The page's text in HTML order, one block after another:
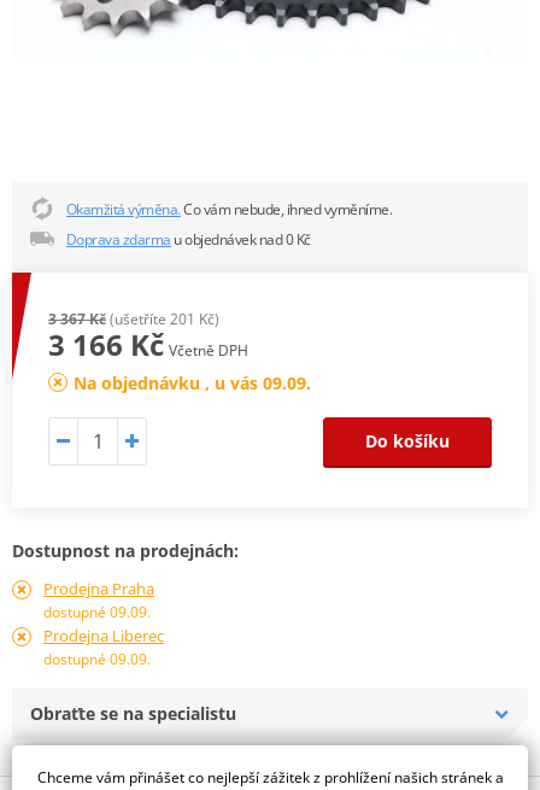
Okamžitá výměna.Co vám nebude, ihned vyměníme.
Doprava zdarma u objednávek nad 0 Kč
3 367 Kč(ušetříte 201 Kč)
3 166 Kč Včetně DPH
Na objednávku , u vás 09.09.
Do košíku
Dostupnost na prodejnách:
Prodejna Praha
dostupné 09.09.
Prodejna Liberec
dostupné 09.09.
Obraťte se na specialistu
Chceme vám přinášet co nejlepší zážitek z prohlížení našich stránek a